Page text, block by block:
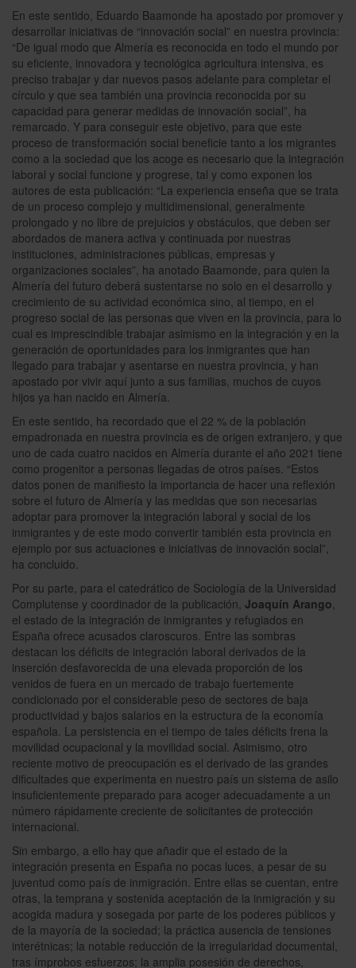
En este sentido, Eduardo Baamonde ha apostado por promover y
desarrollar iniciativas de “innovación social” en nuestra provincia:
“De igual modo que Almería es reconocida en todo el mundo por
su eficiente, innovadora y tecnológica agricultura intensiva, es
preciso trabajar y dar nuevos pasos adelante para completar el
círculo y que sea también una provincia reconocida por su
capacidad para generar medidas de innovación social”, ha
remarcado. Y para conseguir este objetivo, para que este
proceso de transformación social beneficie tanto a los migrantes
como a la sociedad que los acoge es necesario que la integración
laboral y social funcione y progrese, tal y como exponen los
autores de esta publicación: “La experiencia enseña que se trata
de un proceso complejo y multidimensional, generalmente
prolongado y no libre de prejuicios y obstáculos, que deben ser
abordados de manera activa y continuada por nuestras
instituciones, administraciones públicas, empresas y
organizaciones sociales”, ha anotado Baamonde, para quien la
Almería del futuro deberá sustentarse no solo en el desarrollo y
crecimiento de su actividad económica sino, al tiempo, en el
progreso social de las personas que viven en la provincia, para lo
cual es imprescindible trabajar asimismo en la integración y en la
generación de oportunidades para los inmigrantes que han
llegado para trabajar y asentarse en nuestra provincia, y han
apostado por vivir aquí junto a sus familias, muchos de cuyos
hijos ya han nacido en Almería.
En este sentido, ha recordado que el 22 % de la población
empadronada en nuestra provincia es de origen extranjero, y que
uno de cada cuatro nacidos en Almería durante el año 2021 tiene
como progenitor a personas llegadas de otros países. “Estos
datos ponen de manifiesto la importancia de hacer una reflexión
sobre el futuro de Almería y las medidas que son necesarias
adoptar para promover la integración laboral y social de los
inmigrantes y de este modo convertir también esta provincia en
ejemplo por sus actuaciones e iniciativas de innovación social”,
ha concluido.
Por su parte, para el catedrático de Sociología de la Universidad
Complutense y coordinador de la publicación, Joaquín Arango,
el estado de la integración de inmigrantes y refugiados en
España ofrece acusados claroscuros. Entre las sombras
destacan los déficits de integración laboral derivados de la
inserción desfavorecida de una elevada proporción de los
venidos de fuera en un mercado de trabajo fuertemente
condicionado por el considerable peso de sectores de baja
productividad y bajos salarios en la estructura de la economía
española. La persistencia en el tiempo de tales déficits frena la
movilidad ocupacional y la movilidad social. Asimismo, otro
reciente motivo de preocupación es el derivado de las grandes
dificultades que experimenta en nuestro país un sistema de asilo
insuficientemente preparado para acoger adecuadamente a un
número rápidamente creciente de solicitantes de protección
internacional.
Sin embargo, a ello hay que añadir que el estado de la
integración presenta en España no pocas luces, a pesar de su
juventud como país de inmigración. Entre ellas se cuentan, entre
otras, la temprana y sostenida aceptación de la inmigración y su
acogida madura y sosegada por parte de los poderes públicos y
de la mayoría de la sociedad; la práctica ausencia de tensiones
interétnicas; la notable reducción de la irregularidad documental,
tras ímprobos esfuerzos; la amplia posesión de derechos,